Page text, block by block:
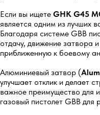
Если вы ищете GHK G45
является одним из лучших
Благодаря системе GBB
отдачу, движение затвора
приближенную к боевому
Алюминиевый затвор (
улучшает отклик и делает
важное преимущество для
газовый пистолет GBB для